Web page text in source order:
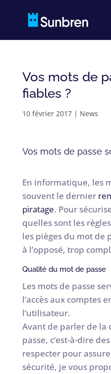
Vos mots de
fiables ?
10 février 2017| News
Vos mots de passe
En informatique, les
souvent le dernier
piratage. Pour
quelles sont les
les pièges du mot de
à l’opposé, trop
Qualité du mot de passe
Les mots de passe
l’accès aux comptes
l’utilisateur.
Avant de parler de la
passe, c’est-à-dire
respecter pour
sécurité, je vous